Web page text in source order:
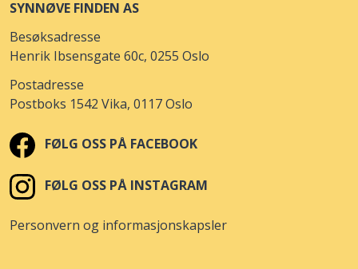
WALKERS GATE 4
MENY FLÅTTEN
DEICHMANSGATE 109
KIWI LØTEN
SPAR GAUPNE
RÅDHUSVEGEN 5
MENY AKSDAL SENTER
SYNNØVE FINDEN AS
Besøksadresse
Henrik Ibsensgate 60c, 0255 Oslo
Postadresse
Postboks 1542 Vika, 0117 Oslo
FØLG OSS PÅ FACEBOOK
FØLG OSS PÅ INSTAGRAM
Personvern og informasjonskapsler